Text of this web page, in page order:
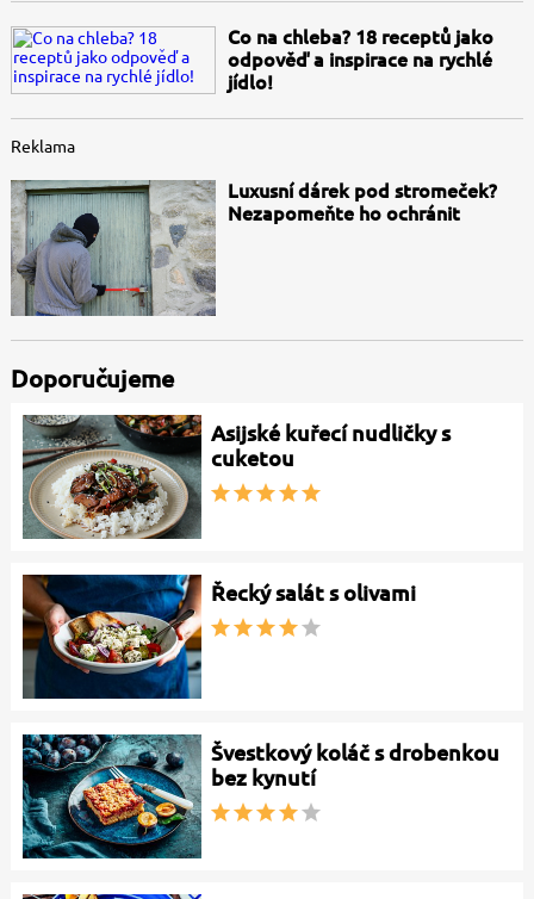
Co na chleba? 18 receptů jako
odpověď a inspirace na rychlé
jídlo!
Reklama
Luxusní dárek pod stromeček?
Nezapomeňte ho ochránit
Doporučujeme
Asijské kuřecí nudličky s
cuketou
Řecký salát s olivami
Švestkový koláč s drobenkou
bez kynutí